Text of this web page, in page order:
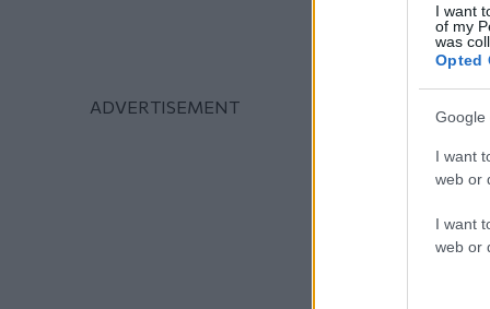
I want
of my
was
Opted
Google
I want
web or
I want
web or